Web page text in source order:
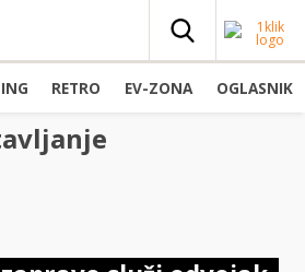
RETRO EV-ZONA OGLASNIK